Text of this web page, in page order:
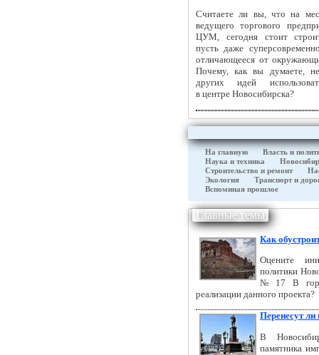
Считаете ли вы, что на
ведущего торгового
ЦУМ, сегодня стоит
пусть даже
отличающееся от
Почему, как вы думаете,
других идей
в центре Новосибирска?
На главную
Власть и
Наука и техника
Строительство и ремонт
Экология
Транспорт и
Вспоминая прошлое
Главные темы
Как
Оцените
политики
№ 17 В
реализации данного проекта?
Перенесут
В
памятника